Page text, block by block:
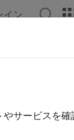
イン
サービスを